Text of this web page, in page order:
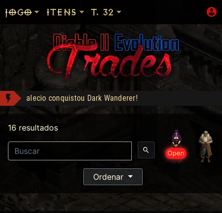
Shop: "Hire do Ato 5."
Dementia - Compra: 1500
lanet conquistou Vice Baal Speed!
Reikage conquistou Level 99!
SHOP liberada!Com desconto e cashback
alecio conquistou Dark Wanderer!
JOGO ITENS T. 32
Open
16 resultados
Ordenar